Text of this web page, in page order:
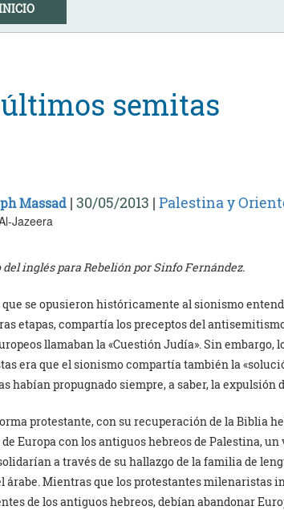
semitas
Massad | 30/05/2013 | Palestina y
Jazeera
del inglés para Rebelión por Sinfo Fernández.
que se opusieron históricamente al sionismo
etapas, compartía los preceptos del
llamaban la «Cuestión Judía». Sin embargo,
era que el sionismo compartía también la
habían propugnado siempre, a saber, la expulsión
protestante, con su recuperación de la Biblia
Europa con los antiguos hebreos de Palestina,
a través de su hallazgo de la familia de
árabe. Mientras que los protestantes milenaristas
de los antiguos hebreos, debían abandonar